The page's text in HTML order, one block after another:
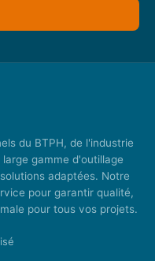
du BTPH, de l'industrie
gamme d'outillage
adaptées. Notre
pour garantir qualité,
pour tous vos projets.